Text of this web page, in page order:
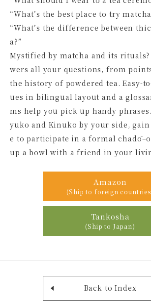
“What’s the best place to try
“What’s the difference between
a?”
Mystified by matcha and its
wers all your questions, from
the history of powdered tea. Easy-
ues in bilingual layout and a
ms help you pick up handy
yuko and Kinuko by your side,
e to participate in a formal
up a bowl with a friend in your
Amazon
(Ship to foreign
Tankosha
(Ship to Japan)
Back to Index